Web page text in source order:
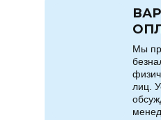
Мы
лиц.